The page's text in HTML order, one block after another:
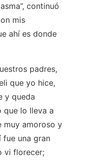
continuó
mis
ahí es donde
padres,
que yo hice,
y queda
que lo lleva a
muy amoroso y
una gran
vi florecer;